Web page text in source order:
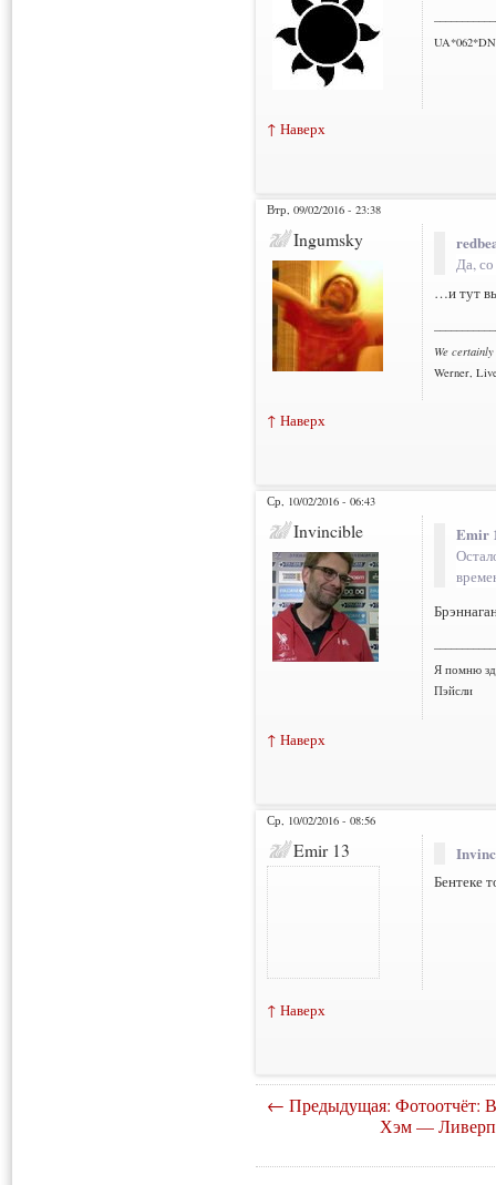
UA*062*DN
↑ Наверх
Втр, 09/02/2016 - 23:38
Ingumsky
Да,
…и тут
We
Werner,
↑ Наверх
Ср, 10/02/2016 - 06:43
Invincible Emir
Я помню
Пэйсли
↑ Наверх
Ср, 10/02/2016 - 08:56
Emir 13
Бентеке
↑ Наверх
← Предыдущая: Фотоотчёт:
Хэм —